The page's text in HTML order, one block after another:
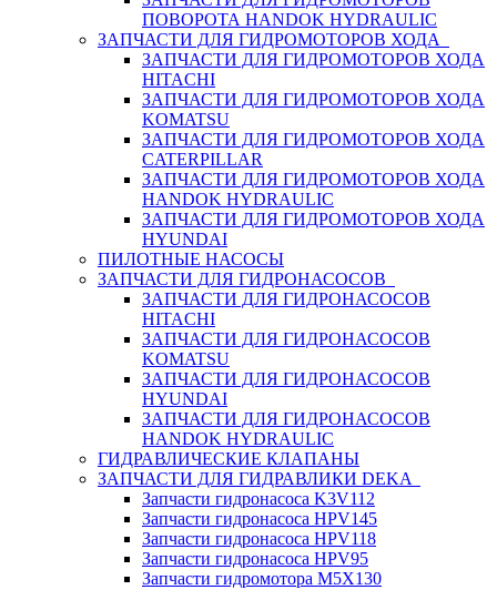
ПОВОРОТА HANDOK HYDRAULIC
ЗАПЧАСТИ ДЛЯ ГИДРОМОТОРОВ ХОДА
ЗАПЧАСТИ ДЛЯ ГИДРОМОТОРОВ ХОДА
HITACHI
ЗАПЧАСТИ ДЛЯ ГИДРОМОТОРОВ ХОДА
KOMATSU
ЗАПЧАСТИ ДЛЯ ГИДРОМОТОРОВ ХОДА
CATERPILLAR
ЗАПЧАСТИ ДЛЯ ГИДРОМОТОРОВ ХОДА
HANDOK HYDRAULIC
ЗАПЧАСТИ ДЛЯ ГИДРОМОТОРОВ ХОДА
HYUNDAI
ПИЛОТНЫЕ НАСОСЫ
ЗАПЧАСТИ ДЛЯ ГИДРОНАСОСОВ
ЗАПЧАСТИ ДЛЯ ГИДРОНАСОСОВ
HITACHI
ЗАПЧАСТИ ДЛЯ ГИДРОНАСОСОВ
KOMATSU
ЗАПЧАСТИ ДЛЯ ГИДРОНАСОСОВ
HYUNDAI
ЗАПЧАСТИ ДЛЯ ГИДРОНАСОСОВ
HANDOK HYDRAULIC
ГИДРАВЛИЧЕСКИЕ КЛАПАНЫ
ЗАПЧАСТИ ДЛЯ ГИДРАВЛИКИ DEKA
Запчасти гидронасоса K3V112
Запчасти гидронасоса HPV145
Запчасти гидронасоса HPV118
Запчасти гидронасоса HPV95
Запчасти гидромотора M5X130